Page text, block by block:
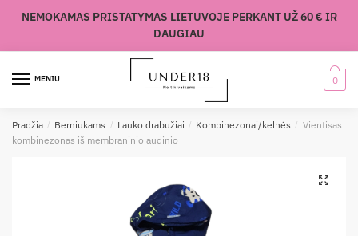
NEMOKAMAS PRISTATYMAS LIETUVOJE PERKANT UŽ 60 € IR
DAUGIAU
MENIU 0
Pradžia / Berniukams / Lauko drabužiai / Kombinezonai/kelnės / Vientisas
kombinezonas iš membraninio audinio
🔍